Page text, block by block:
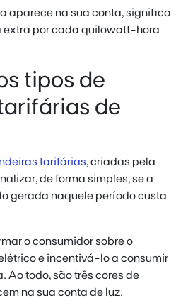
aparece na sua conta, significa
extra por cada quilowatt-hora
tipos de
de
tarifárias, criadas pela
de forma simples, se a
gerada naquele período custa
o consumidor sobre o
e incentivá-lo a consumir
Ao todo, são três cores de
na sua conta de luz.